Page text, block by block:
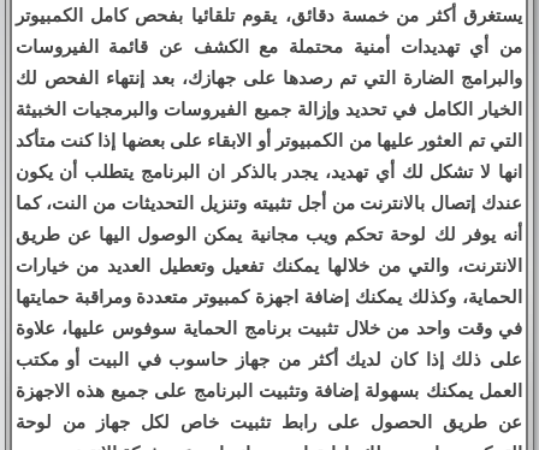
يستغرق أكثر من خمسة دقائق، يقوم تلقائيا بفحص كامل الكمبيوتر
من أي تهديدات أمنية محتملة مع الكشف عن قائمة الفيروسات
والبرامج الضارة التي تم رصدها على جهازك، بعد إنتهاء الفحص لك
الخيار الكامل في تحديد وإزالة جميع الفيروسات والبرمجيات الخبيثة
التي تم العثور عليها من الكمبيوتر أو الابقاء على بعضها إذا كنت متأكد
انها لا تشكل لك أي تهديد، يجدر بالذكر ان البرنامج يتطلب أن يكون
عندك إتصال بالانترنت من أجل تثبيته وتنزيل التحديثات من النت، كما
أنه يوفر لك لوحة تحكم ويب مجانية يمكن الوصول اليها عن طريق
الانترنت، والتي من خلالها يمكنك تفعيل وتعطيل العديد من خيارات
الحماية، وكذلك يمكنك إضافة اجهزة كمبيوتر متعددة ومراقبة حمايتها
في وقت واحد من خلال تثبيت برنامج الحماية سوفوس عليها، علاوة
على ذلك إذا كان لديك أكثر من جهاز حاسوب في البيت أو مكتب
العمل يمكنك بسهولة إضافة وتثبيت البرنامج على جميع هذه الاجهزة
عن طريق الحصول على رابط تثبيت خاص لكل جهاز من لوحة